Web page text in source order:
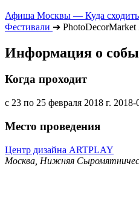
Афиша Москвы — Куда
Фестивали ➔ PhotoDecorMarket
Информация о
Когда проходит
с 23 по 25 февраля 2018 г. 2018-
Место проведения
Центр дизайна ARTPLAY
Москва, Нижняя